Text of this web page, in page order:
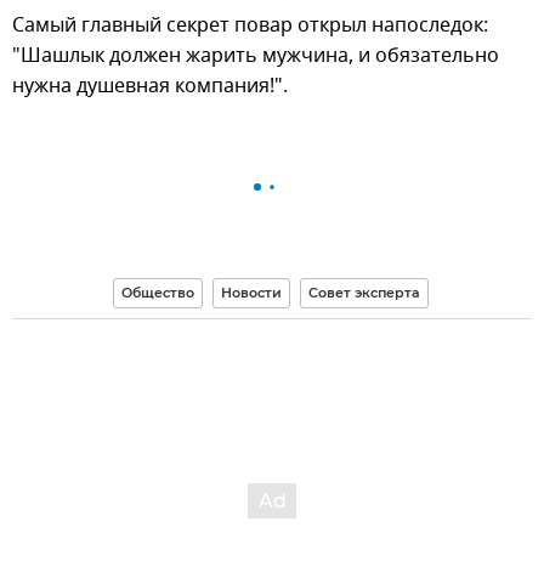
Самый главный секрет повар открыл напоследок:
"Шашлык должен жарить мужчина, и обязательно
нужна душевная компания!".
Общество Новости Совет эксперта